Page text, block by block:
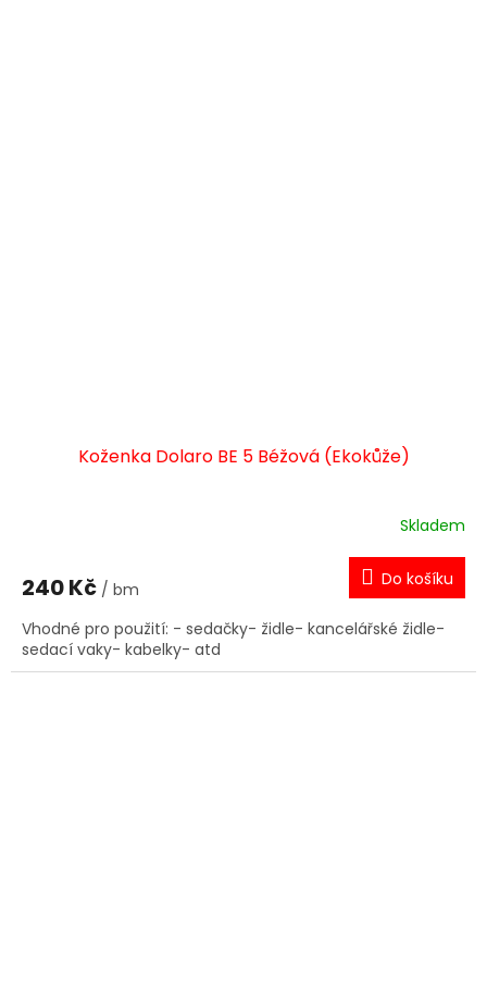
Koženka Dolaro BE 5 Béžová (Ekokůže)
Skladem
240 Kč / bm Do košíku
Vhodné pro použití: - sedačky- židle- kancelářské židle-
sedací vaky- kabelky- atd